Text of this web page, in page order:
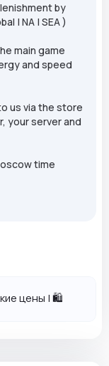
by
| NA | SEA )
main game
and speed
us via the store
your server and
time
цены | 🛍️